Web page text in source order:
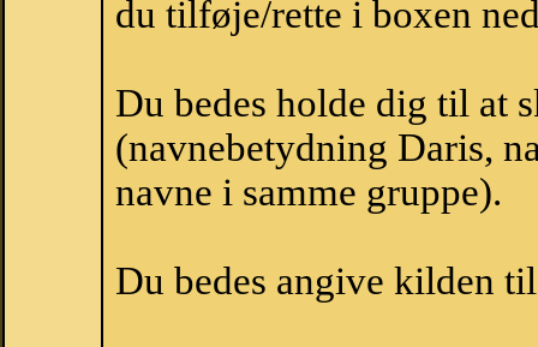
du tilføje/rette i boxen
Du bedes holde dig til at
(navnebetydning Daris,
navne i samme gruppe).
Du bedes angive kilden